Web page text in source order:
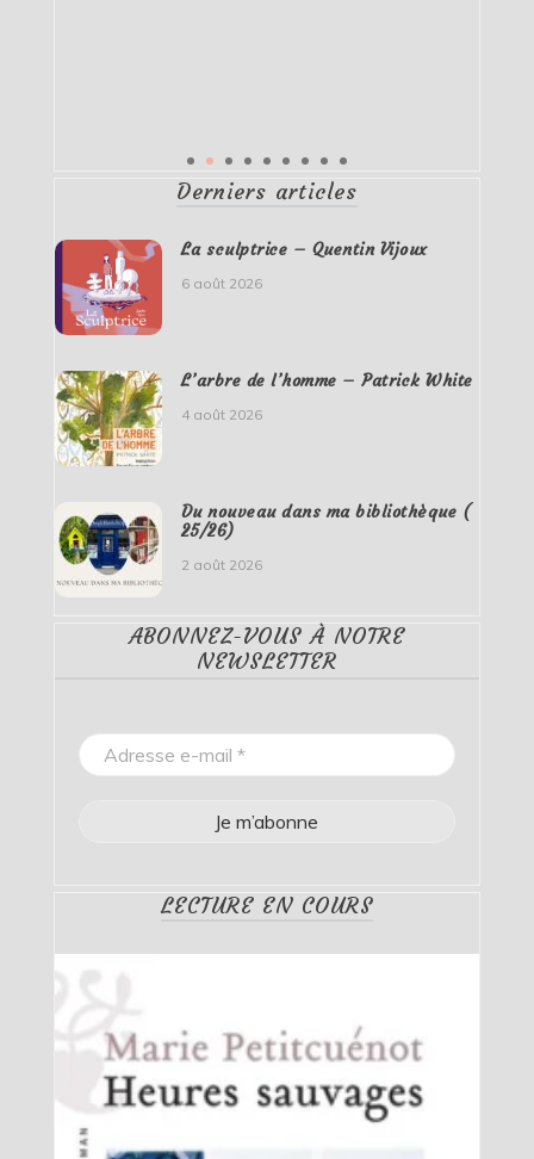
Derniers articles
La sculptrice – Quentin Vijoux
6 août 2026
L’arbre de l’homme – Patrick White
4 août 2026
Du nouveau dans ma bibliothèque (
25/26)
2 août 2026
ABONNEZ-VOUS À NOTRE
NEWSLETTER
LECTURE EN COURS